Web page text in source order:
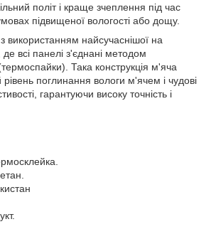
політ і краще зчеплення під час
підвищеної вологості або дощу.
використанням найсучаснішої на
де всі панелі з'єднані методом
Така конструкція м'яча
рівень поглинання вологи м'ячем і чудові
гарантуючи високу точність і